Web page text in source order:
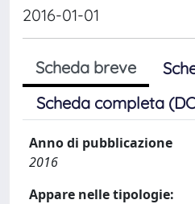
2016-01-01
Scheda breve
Scheda completa
Anno di pubblicazione
2016
Appare nelle tipologie: